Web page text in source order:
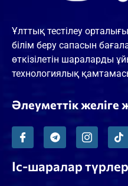
Ұлттық тестілеу
білім беру сапасын
өткізілетін шараларды
технологиялық
Әлеуметтік желіге
Іс-шаралар